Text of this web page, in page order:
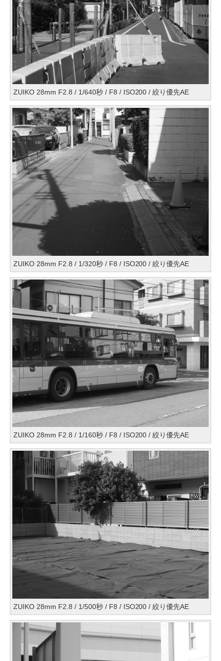
ZUIKO 28mm F2.8 / 1/640秒 / F8 / ISO200 / 絞り優先AE
ZUIKO 28mm F2.8 / 1/320秒 / F8 / ISO200 / 絞り優先AE
ZUIKO 28mm F2.8 / 1/160秒 / F8 / ISO200 / 絞り優先AE
ZUIKO 28mm F2.8 / 1/500秒 / F8 / ISO200 / 絞り優先AE